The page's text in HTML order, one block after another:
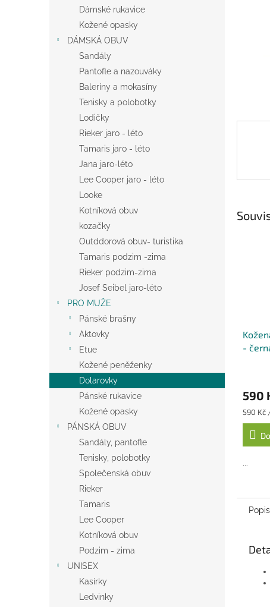
Dámské rukavice
Kožené opasky
DÁMSKÁ OBUV
Sandály
Pantofle a nazouváky
Baleríny a mokasíny
Tenisky a polobotky
Lodičky
Rieker jaro - léto
Tamaris jaro - léto
Jana jaro-léto
Lee Cooper jaro - léto
Looke
Kotníková obuv
kozačky
Outddorová obuv- turistika
Tamaris podzim -zima
Rieker podzim-zima
Josef Seibel jaro-léto
PRO MUŽE
Pánské brašny
Aktovky
Etue
Kožené peněženky
Dolarovky
Pánské rukavice
Kožené opasky
PÁNSKÁ OBUV
Sandály, pantofle
Tenisky, polobotky
Společenská obuv
Rieker
Tamaris
Lee Cooper
Kotníková obuv
Podzim - zima
UNISEX
Kasírky
Ledvinky
-
590
Měrná
cena:
590 Kč
...
Popis